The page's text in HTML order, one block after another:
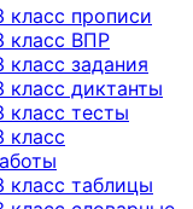
класс прописи
класс ВПР
класс задания
класс диктанты
класс тесты
класс
класс таблицы